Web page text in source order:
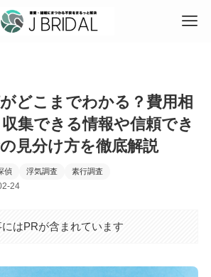
どこまでわかる？費用相
集できる情報や信頼でき
見分け方を徹底解説
偵 浮気調査 素行調査
24
はPRが含まれています